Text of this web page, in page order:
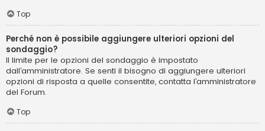
Top
Perché non è possibile aggiungere ulteriori opzioni del
sondaggio?
Il limite per le opzioni del sondaggio è impostato
dall’amministratore. Se senti il bisogno di aggiungere ulteriori
opzioni di risposta a quelle consentite, contatta l’amministratore
del Forum.
Top